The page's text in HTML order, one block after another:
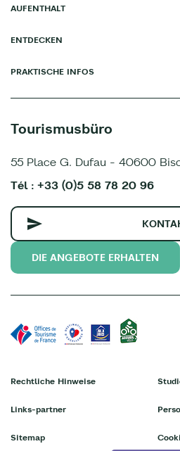
AUFENTHALT
ENTDECKEN
PRAKTISCHE INFOS
Tourismusbüro
55 Place G. Dufau - 40600
Tél : +33 (0)5 58 78 20 96
DIE ANGEBOTE ERHALTEN
Rechtliche Hinweise
Links-partner
Sitemap